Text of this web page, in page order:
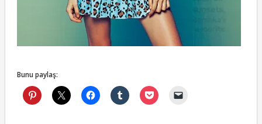
Bunu paylaş: